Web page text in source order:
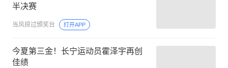
半决赛
当风掠过颁奖台 打开APP
今夏第三金！长宁运动员霍泽宇再创
佳绩